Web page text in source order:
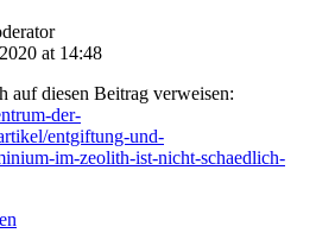
at 14:48
auf diesen Beitrag verweisen:
der-
entgiftung-und-
im-zeolith-ist-nicht-schaedlich-